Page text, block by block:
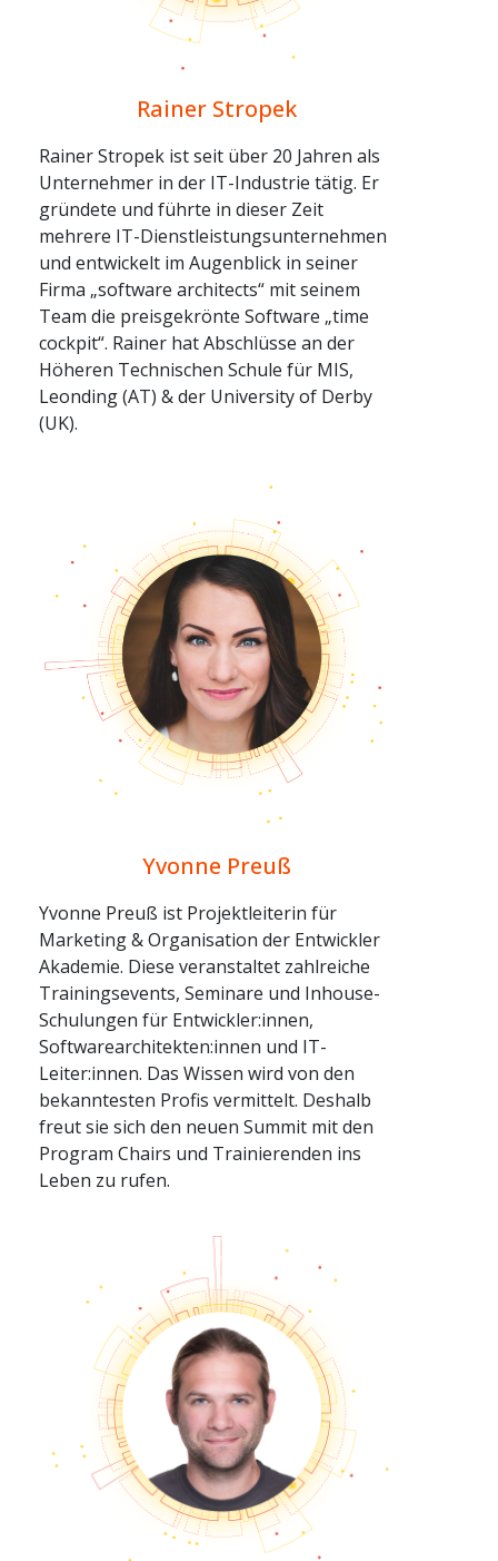
Rainer Stropek
Rainer Stropek ist seit über 20 Jahren als
Unternehmer in der IT-Industrie tätig. Er
gründete und führte in dieser Zeit
mehrere IT-Dienstleistungsunternehmen
und entwickelt im Augenblick in seiner
Firma „software architects“ mit seinem
Team die preisgekrönte Software „time
cockpit“. Rainer hat Abschlüsse an der
Höheren Technischen Schule für MIS,
Leonding (AT) & der University of Derby
(UK).
Yvonne Preuß
Yvonne Preuß ist Projektleiterin für
Marketing & Organisation der Entwickler
Akademie. Diese veranstaltet zahlreiche
Trainingsevents, Seminare und Inhouse-
Schulungen für Entwickler:innen,
Softwarearchitekten:innen und IT-
Leiter:innen. Das Wissen wird von den
bekanntesten Profis vermittelt. Deshalb
freut sie sich den neuen Summit mit den
Program Chairs und Trainierenden ins
Leben zu rufen.